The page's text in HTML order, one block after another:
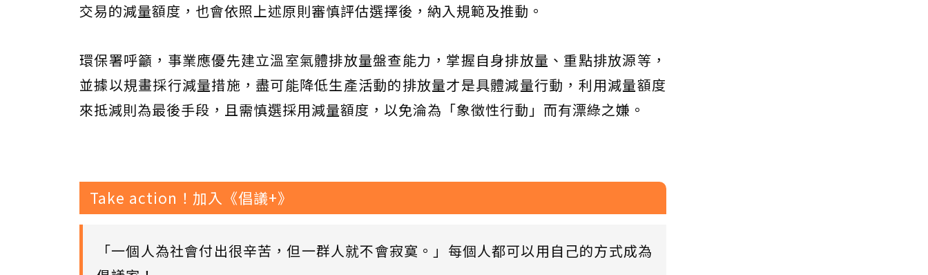
交易的減量額度，也會依照上述原則審慎評估選擇後，納入規範及推動。
環保署呼籲，事業應優先建立溫室氣體排放量盤查能力，掌握自身排放量、重點排放源等，
並據以規畫採行減量措施，盡可能降低生產活動的排放量才是具體減量行動，利用減量額度
來抵減則為最後手段，且需慎選採用減量額度，以免淪為「象徵性行動」而有漂綠之嫌。
Take action！加入《倡議+》
「一個人為社會付出很辛苦，但一群人就不會寂寞。」每個人都可以用自己的方式成為